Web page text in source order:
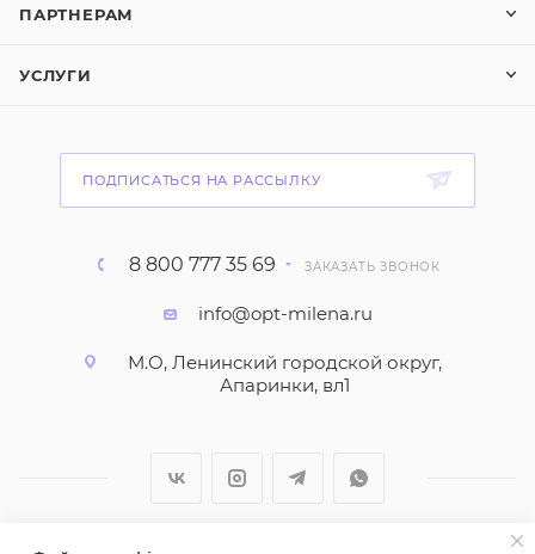
ПАРТНЕРАМ
УСЛУГИ
ПОДПИСАТЬСЯ НА РАССЫЛКУ
8 800 777 35 69 ЗАКАЗАТЬ ЗВОНОК
info@opt-milena.ru
М.О, Ленинский городской округ,
Апаринки, вл1